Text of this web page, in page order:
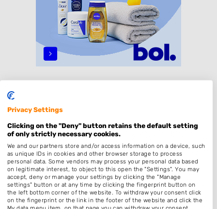
Dames
Heren
Kinderkapper
Thuiskapper
Zonder Afspraak
Kleuren
Hairextensions
Privacy Settings
Clicking on the "Deny" button retains the default setting
of only strictly necessary cookies.
We and our partners store and/or access information on a device, such
as unique IDs in cookies and other browser storage to process
personal data. Some vendors may process your personal data based
on legitimate interest, to object to this open the "Settings". You may
accept, deny or manage your settings by clicking the "Manage
settings" button or at any time by clicking the fingerprint button on
the left bottom corner of the website. To withdraw your consent click
on the fingerprint or the link in the footer of the website and click the